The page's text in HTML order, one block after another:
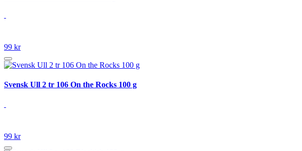
99 kr
Svensk Ull 2 tr 106 On the Rocks 100 g
99 kr